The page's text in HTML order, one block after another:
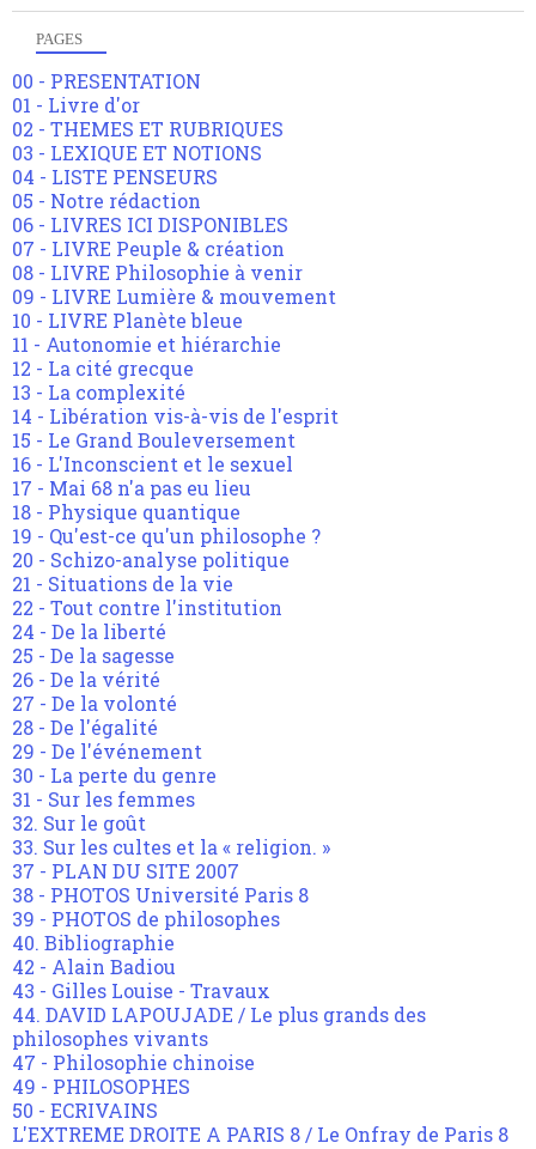
PAGES
00 - PRESENTATION
01 - Livre d'or
02 - THEMES ET RUBRIQUES
03 - LEXIQUE ET NOTIONS
04 - LISTE PENSEURS
05 - Notre rédaction
06 - LIVRES ICI DISPONIBLES
07 - LIVRE Peuple & création
08 - LIVRE Philosophie à venir
09 - LIVRE Lumière & mouvement
10 - LIVRE Planète bleue
11 - Autonomie et hiérarchie
12 - La cité grecque
13 - La complexité
14 - Libération vis-à-vis de l'esprit
15 - Le Grand Bouleversement
16 - L'Inconscient et le sexuel
17 - Mai 68 n'a pas eu lieu
18 - Physique quantique
19 - Qu'est-ce qu'un philosophe ?
20 - Schizo-analyse politique
21 - Situations de la vie
22 - Tout contre l'institution
24 - De la liberté
25 - De la sagesse
26 - De la vérité
27 - De la volonté
28 - De l'égalité
29 - De l'événement
30 - La perte du genre
31 - Sur les femmes
32. Sur le goût
33. Sur les cultes et la « religion. »
37 - PLAN DU SITE 2007
38 - PHOTOS Université Paris 8
39 - PHOTOS de philosophes
40. Bibliographie
42 - Alain Badiou
43 - Gilles Louise - Travaux
44. DAVID LAPOUJADE / Le plus grands des
philosophes vivants
47 - Philosophie chinoise
49 - PHILOSOPHES
50 - ECRIVAINS
L'EXTREME DROITE A PARIS 8 / Le Onfray de Paris 8